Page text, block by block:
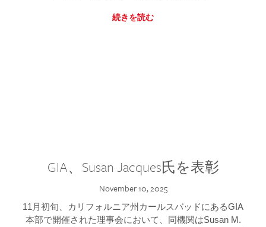
続きを読む
GIA、Susan Jacques氏を表彰
November 10, 2025
11月初旬、カリフォルニア州カールスバッドにあるGIA
本部で開催された理事会において、同機関はSusan M.